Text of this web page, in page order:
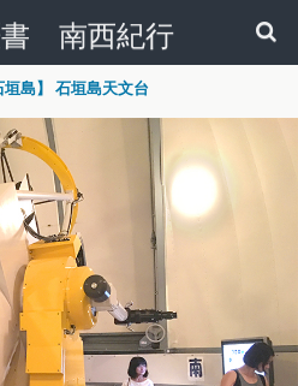
南西紀行
島】 石垣島天文台